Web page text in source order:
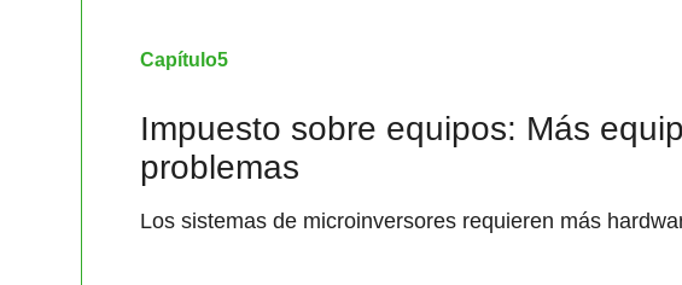
Capítulo5
Impuesto sobre equipos: Más
problemas
Los sistemas de microinversores requieren más